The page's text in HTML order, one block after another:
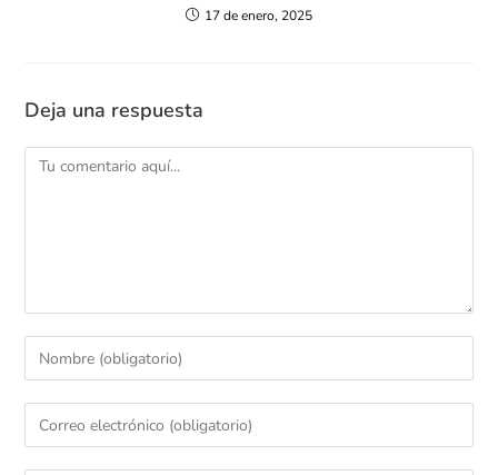
17 de enero, 2025
Deja una respuesta